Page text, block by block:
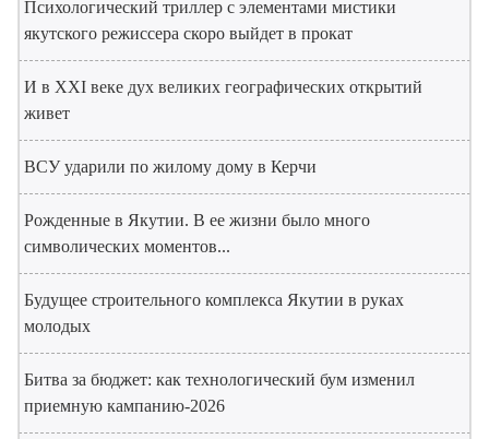
Психологический триллер с элементами мистики
якутского режиссера скоро выйдет в прокат
И в XXI веке дух великих географических открытий
живет
ВСУ ударили по жилому дому в Керчи
Рожденные в Якутии. В ее жизни было много
символических моментов...
Будущее строительного комплекса Якутии в руках
молодых
Битва за бюджет: как технологический бум изменил
приемную кампанию-2026